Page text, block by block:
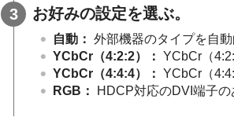
お好みの設定を選ぶ。
自動 ： 外部機器のタイプを自
YCbCr（4:2:2）
： YCbCr（
YCbCr（4:4:4）
： YCbCr（
RGB ： HDCP対応のDVI端子の